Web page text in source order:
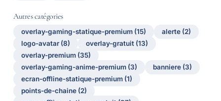
Autres catégories
overlay-gaming-statique-premium (15)
alerte (2)
logo-avatar (8)
overlay-gratuit (13)
overlay-premium (35)
overlay-gaming-anime-premium (3)
banniere (3)
ecran-offline-statique-premium (1)
points-de-chaine (2)